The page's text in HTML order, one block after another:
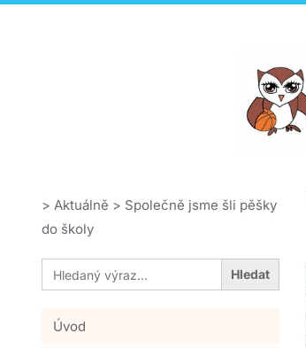
> Aktuálně > Společně jsme šli pěšky
do školy
Search
for:
Úvod